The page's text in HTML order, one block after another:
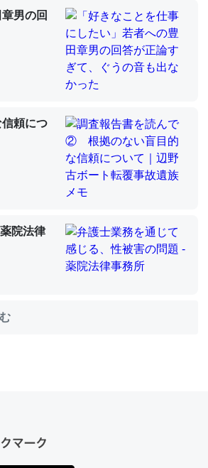
物と貝類は苦労してるんだな…。腹足
る。ぼちぼちRingも置こうかと画策
導入でコミュニケーションが劇的に変化し
男の回
頼につ
院法律